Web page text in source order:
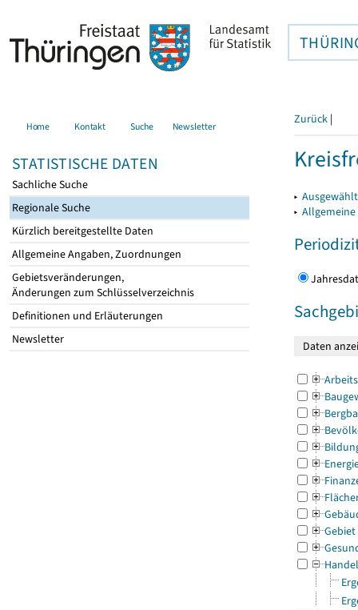
Home Kontakt Suche Newsletter
STATISTISCHE DATEN
Sachliche Suche
Regionale Suche
Kürzlich bereitgestellte Daten
Allgemeine Angaben, Zuordnungen
Gebietsveränderungen,
Änderungen zum Schlüsselverzeichnis
Definitionen und Erläuterungen
Newsletter
Zurück |
▸
▸
Gebiet